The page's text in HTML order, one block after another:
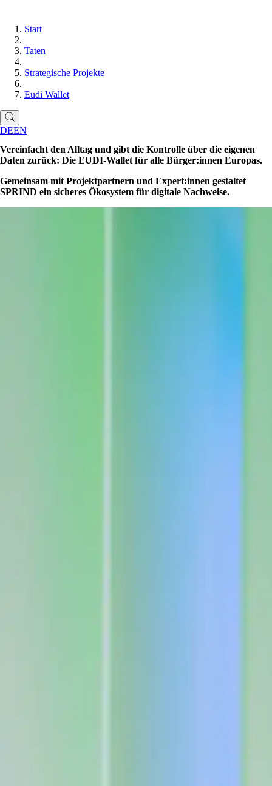
Start
Taten
Strategische Projekte
Eudi Wallet
DEEN
Vereinfacht den Alltag und gibt die Kontrolle über die eigenen
Daten zurück: Die EUDI-Wallet für alle Bürger:innen Europas.
Gemeinsam mit Projektpartnern und Expert:innen gestaltet
SPRIND ein sicheres Ökosystem für digitale Nachweise.